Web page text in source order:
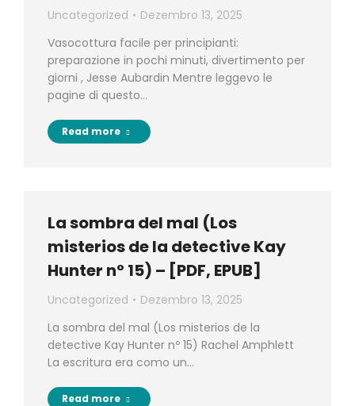
Uncategorized
Dezembro 13, 2025
Vasocottura facile per principianti:
preparazione in pochi minuti, divertimento per
giorni , Jesse Aubardin Mentre leggevo le
pagine di questo…
Read more
La sombra del mal (Los
misterios de la detective Kay
Hunter nº 15) – [PDF, EPUB]
Uncategorized
Dezembro 13, 2025
La sombra del mal (Los misterios de la
detective Kay Hunter nº 15) Rachel Amphlett
La escritura era como un…
Read more